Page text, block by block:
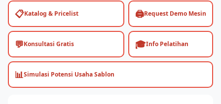
📋Katalog & Pricelist 🖨️Request Demo Mesin
💬Konsultasi Gratis 🎓Info Pelatihan
📊Simulasi Potensi Usaha Sablon